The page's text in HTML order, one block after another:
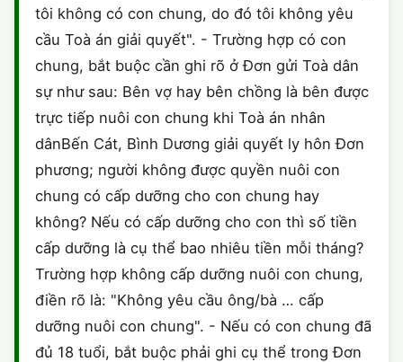
SỞ HỮU TRÍ TUỆ
THUẾ - BẢO HIỂM
HÌNH SỰ
HÔN NHÂN - GIA ĐÌNH
LAO ĐỘNG
SỞ HỮU TRÍ TUỆ
THỪA KẾ - DI CHÚC
THUẾ VÀ KẾ TOÁN
DOANH NGHIỆP
HỘ KINH DOANH
SỞ HỮU TRÍ TUỆ
LÝ LỊCH TƯ PHÁP
TRÍCH LỤC HỘ TỊCH
CÔNG BỐ SẢN PHẨM
GIẤY PHÉP LAO ĐỘNG
CHỨNG NHẬN HACCP
HỢP ĐỒNG
TỐ TỤNG
KHÁC
tôi không có con chung, do đó tôi không yêu
cầu Toà án giải quyết". - Trường hợp có con
chung, bắt buộc cần ghi rõ ở Đơn gửi Toà dân
sự như sau: Bên vợ hay bên chồng là bên được
trực tiếp nuôi con chung khi Toà án nhân
dânBến Cát, Bình Dương giải quyết ly hôn Đơn
phương; người không được quyền nuôi con
chung có cấp dưỡng cho con chung hay
không? Nếu có cấp dưỡng cho con thì số tiền
cấp dưỡng là cụ thể bao nhiêu tiền mỗi tháng?
Trường hợp không cấp dưỡng nuôi con chung,
điền rõ là: "Không yêu cầu ông/bà … cấp
dưỡng nuôi con chung". - Nếu có con chung đã
đủ 18 tuổi, bắt buộc phải ghi cụ thể trong Đơn